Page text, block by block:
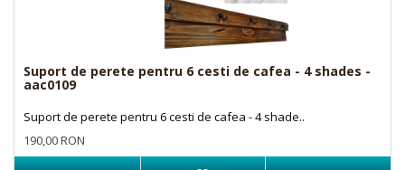
Suport de perete pentru 6 cesti de cafea - 4 shades -
aac0109
Suport de perete pentru 6 cesti de cafea - 4 shade..
190,00 RON